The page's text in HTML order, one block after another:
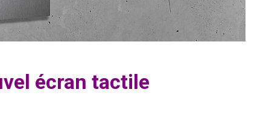
écran tactile